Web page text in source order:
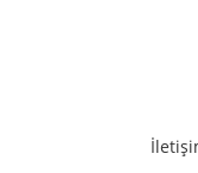
Ürün